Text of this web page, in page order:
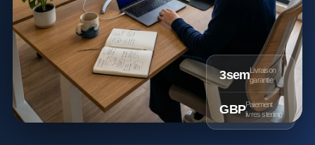
3semLivraison
garantie
GBPPaiement
livres sterling